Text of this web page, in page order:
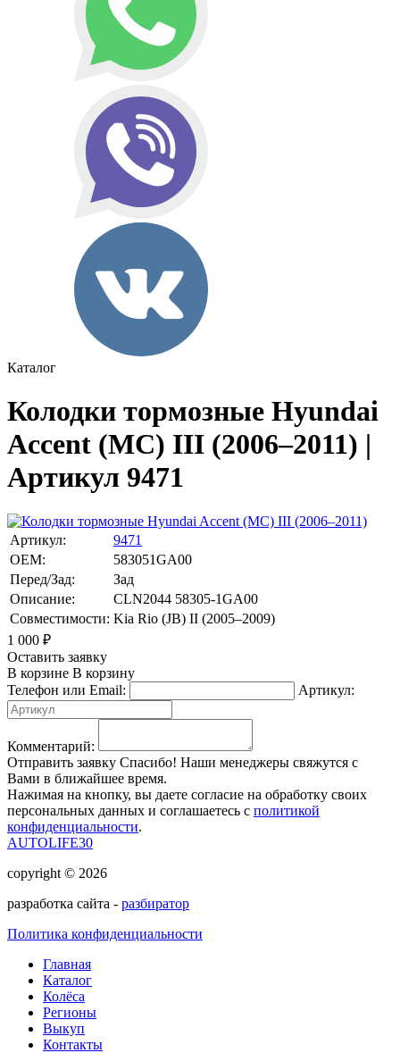
Каталог
Колодки тормозные Hyundai
Accent (MC) III (2006–2011) |
Артикул 9471
Артикул:
9471
OEM:
583051GA00
Перед/Зад:
Зад
Описание:
CLN2044 58305-1GA00
Совместимости: Kia Rio (JB) II (2005–2009)
1 000 ₽
Оставить заявку
В корзине В корзину
Телефон или Email:
Артикул:
Комментарий:
Отправить заявку Спасибо! Наши менеджеры свяжутся с
Вами в ближайшее время.
Нажимая на кнопку, вы даете согласие на обработку своих
персональных данных и соглашаетесь с политикой
конфиденциальности.
AUTOLIFE30
copyright © 2026
разработка сайта - разбиратор
Политика конфиденциальности
Главная
Каталог
Колёса
Регионы
Выкуп
Контакты